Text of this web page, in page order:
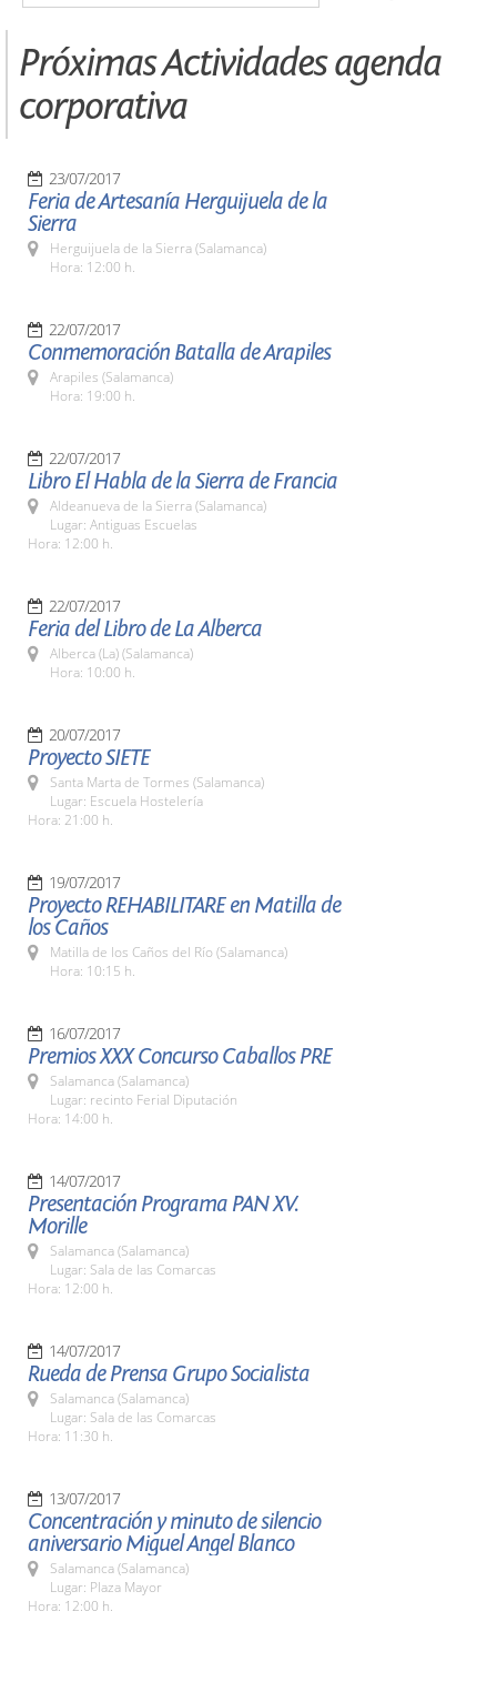
Próximas Actividades agenda
corporativa
23/07/2017
Feria de Artesanía Herguijuela de la
Sierra
Herguijuela de la Sierra (Salamanca)
Hora: 12:00 h.
22/07/2017
Conmemoración Batalla de Arapiles
Arapiles (Salamanca)
Hora: 19:00 h.
22/07/2017
Libro El Habla de la Sierra de Francia
Aldeanueva de la Sierra (Salamanca)
Lugar: Antiguas Escuelas
Hora: 12:00 h.
22/07/2017
Feria del Libro de La Alberca
Alberca (La) (Salamanca)
Hora: 10:00 h.
20/07/2017
Proyecto SIETE
Santa Marta de Tormes (Salamanca)
Lugar: Escuela Hostelería
Hora: 21:00 h.
19/07/2017
Proyecto REHABILITARE en Matilla de
los Caños
Matilla de los Caños del Río (Salamanca)
Hora: 10:15 h.
16/07/2017
Premios XXX Concurso Caballos PRE
Salamanca (Salamanca)
Lugar: recinto Ferial Diputación
Hora: 14:00 h.
14/07/2017
Presentación Programa PAN XV.
Morille
Salamanca (Salamanca)
Lugar: Sala de las Comarcas
Hora: 12:00 h.
14/07/2017
Rueda de Prensa Grupo Socialista
Salamanca (Salamanca)
Lugar: Sala de las Comarcas
Hora: 11:30 h.
13/07/2017
Concentración y minuto de silencio
aniversario Miguel Angel Blanco
Salamanca (Salamanca)
Lugar: Plaza Mayor
Hora: 12:00 h.